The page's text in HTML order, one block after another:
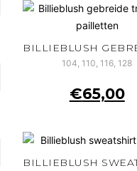
104, 110, 116, 128
€65,00